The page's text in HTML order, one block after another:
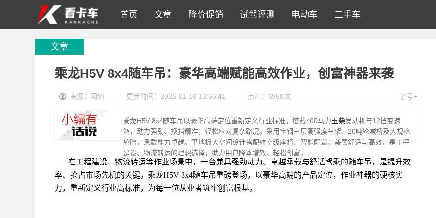
首页 文章 降价促销 试驾评测 电动车 二手车
文章
乘龙H5V 8x4随车吊：豪华高端赋能高效作业，创富神器来袭
字号+
来源：网络 更新时间：2026-01-16 13:56:41 点击： 6968次
乘龙H5V 8x4随车吊以豪华高端定位重新定义行业标准，搭载400马力玉柴发动机与12档变速
箱，动力强劲、换挡精准，轻松应对复杂路况。采用宝钢三层高强度车架、20吨轮减桥及大规格
轮胎，承载能力卓越。平地板大空间设计搭配航空级座椅、智能配置，兼顾舒适与高效，是工程
建设、物流转运的理想选择，助力用户降本增效、轻松创富。
在工程建设、物流转运等作业场景中，一台兼具强劲动力、卓越承载与舒适驾乘的随车吊，是提升效
率、抢占市场先机的关键。乘龙H5V 8x4随车吊重磅登场，以豪华高端的产品定位，作业神器的硬核实
力，重新定义行业高标准，为每一位从业者筑牢创富根基。